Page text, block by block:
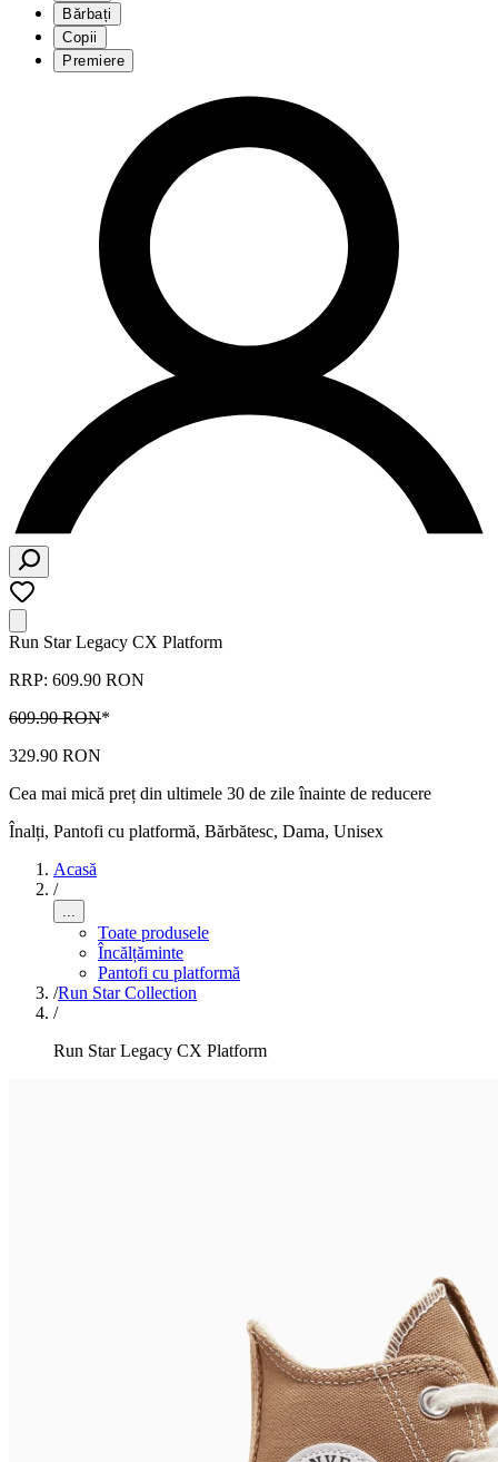
Bărbați
Copii
Premiere
Run Star Legacy CX Platform
RRP: 609.90 RON
609.90 RON*
329.90 RON
Cea mai mică preț din ultimele 30 de zile înainte de reducere
Înalți, Pantofi cu platformă, Bărbătesc, Dama, Unisex
Acasă
/
...
Toate produsele
Încălțăminte
Pantofi cu platformă
/Run Star Collection
/
Run Star Legacy CX Platform